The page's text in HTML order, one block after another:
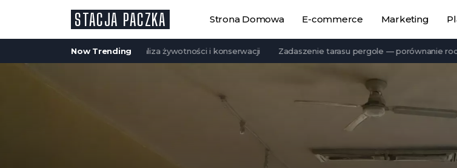
STACJA PACZKA Strona Domowa E-commerce Marketing
Now Trending
szkieletowe są trwałe? Analiza żywotności i konserwacji Zadaszenie tarasu pergole — porównanie rodzajów